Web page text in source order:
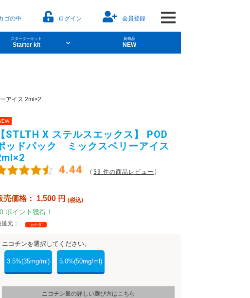
爆煙 vaporesso
ゴの中 ログイン 会員登録
スターターキット
Starter kit
新商品
NEW
アイス 2ml×2
【STLTH X ステルスエックス】 POD
ッドパック ミックスベリーアイス
4.44 （ 39 件の商品レビュー ）
売価格： 1,500 円(税込)
ポイント獲得！
送元： カナダ
ニコチンを選択してください。
3.5%(35mg/ml) 5.0%(50mg/ml)
ニコチン量の詳しい選び方はこちら